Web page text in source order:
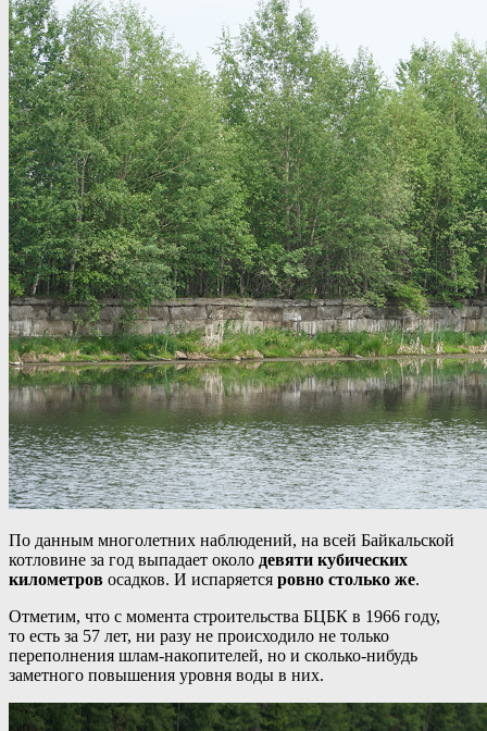
По данным многолетних наблюдений, на всей Байкальской
котловине за год выпадает около девяти кубических
километров осадков. И испаряется ровно столько же.
Отметим, что с момента строительства БЦБК в 1966 году,
то есть за 57 лет, ни разу не происходило не только
переполнения шлам-накопителей, но и сколько-нибудь
заметного повышения уровня воды в них.